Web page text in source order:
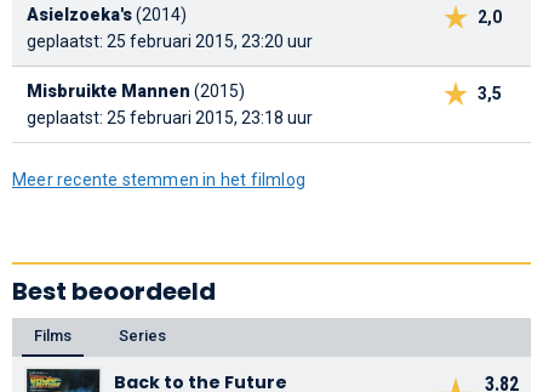
2,0
Asielzoeka's(2014)
geplaatst: 25 februari 2015, 23:20 uur
3,5
Misbruikte Mannen (2015)
geplaatst: 25 februari 2015, 23:18 uur
Meer recente stemmen in het filmlog
Best beoordeeld
Films Series
3.82
Back to the Future